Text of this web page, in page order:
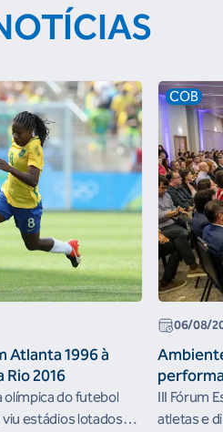
Atlanta 1996 à
Rio 2016
do futebol
estádios lotados
COB
06/08/
III Fórum
atletas e